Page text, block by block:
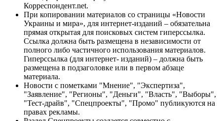
Корреспондент.net.
При копировании материалов со страницы «Новости
Украины и мира», для интернет-изданий – обязательна
прямая открытая для поисковых систем гиперссылка.
Ссылка должна быть размещена в независимости от
полного либо частичного использования материалов.
Гиперссылка (для интернет- изданий) – должна быть
размещена в подзаголовке или в первом абзаце
материала.
Новости с пометками "Мнение", "Экспертиза",
"Заявление", "Регионы", "Деньги", "Власть", "Выборы",
"Тест-драйв", "Спецпроекты", "Промо" публикуются на
правах рекламы.